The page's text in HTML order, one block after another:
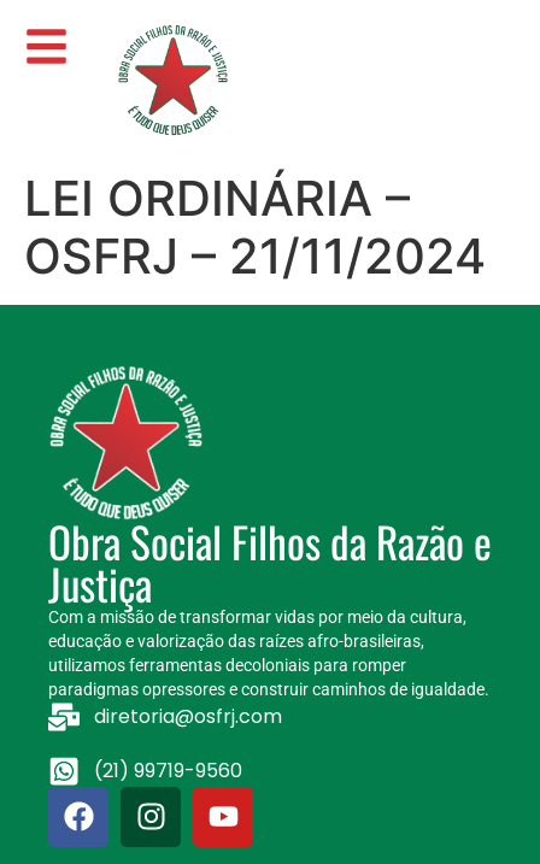
LEI ORDINÁRIA –
OSFRJ – 21/11/2024
Obra Social Filhos da Razão e
Justiça
Com a missão de transformar vidas por meio da cultura,
educação e valorização das raízes afro-brasileiras,
utilizamos ferramentas decoloniais para romper
paradigmas opressores e construir caminhos de igualdade.
diretoria@osfrj.com
(21) 99719-9560